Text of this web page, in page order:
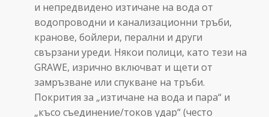
и непредвидено изтичане на вода от
водопроводни и канализационни тръби,
кранове, бойлери, перални и други
свързани уреди. Някои полици, като тези на
GRAWE, изрично включват и щети от
замръзване или спукване на тръби.
Покрития за „изтичане на вода и пара“ и
„късо съединение/токов удар“ (често